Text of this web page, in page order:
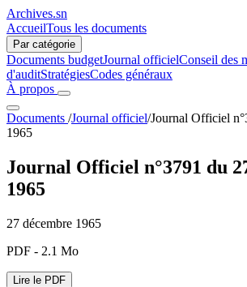
Archives.sn
AccueilTous les documents
Par catégorie
Documents budgetJournal officielConseil des
d'auditStratégiesCodes généraux
À propos
Documents /Journal officiel/Journal Officiel
1965
Journal Officiel n°3791 du
1965
27 décembre 1965
PDF - 2.1 Mo
Lire le PDF